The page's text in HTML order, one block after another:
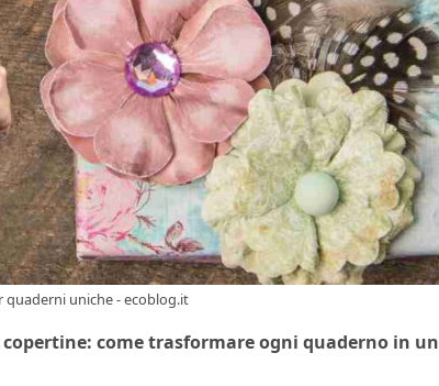
uniche - ecoblog.it
come trasformare ogni quaderno in un